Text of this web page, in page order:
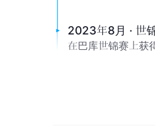
2023年8月 · 世
在巴库世锦赛上获